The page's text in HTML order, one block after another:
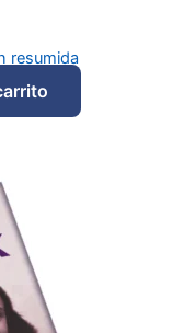
resumida